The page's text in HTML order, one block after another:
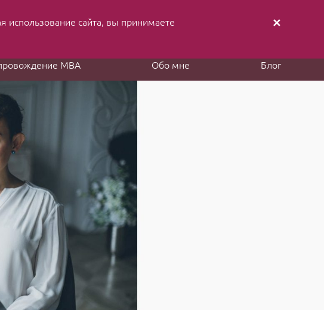
Написать письмо
MBA Обо мне Блог
использование cайта, вы принимаете
✕